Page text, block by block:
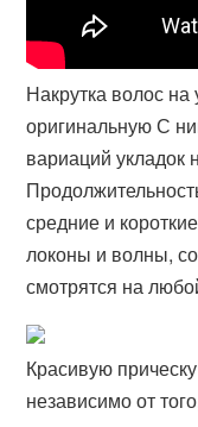
Накрутка волос на
оригинальную С
вариаций укладок
средние и
локоны и волны,
смотрятся на
Красивую
независимо от